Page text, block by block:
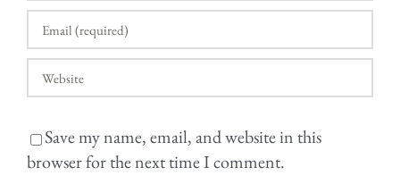
Save my name, email, and website in this
browser for the next time I comment.